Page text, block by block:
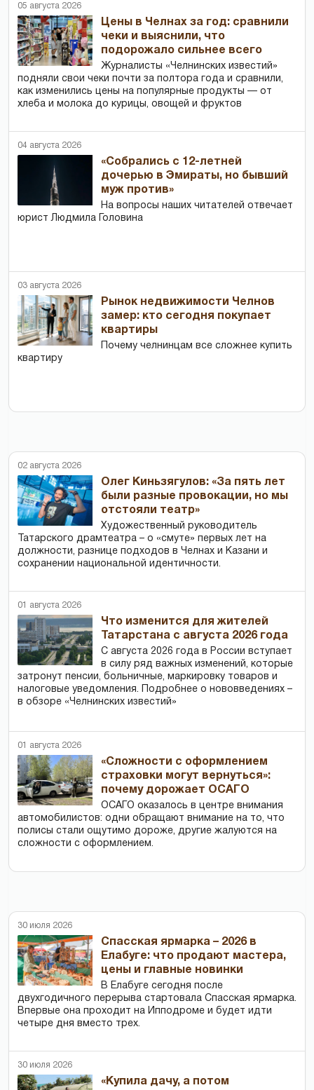
05 августа 2026
Цены в Челнах за год: сравнили
чеки и выяснили, что
подорожало сильнее всего
Журналисты «Челнинских известий»
подняли свои чеки почти за полтора года и сравнили,
как изменились цены на популярные продукты — от
хлеба и молока до курицы, овощей и фруктов
04 августа 2026
«Собрались с 12-летней
дочерью в Эмираты, но бывший
муж против»
На вопросы наших читателей отвечает
юрист Людмила Головина
03 августа 2026
Рынок недвижимости Челнов
замер: кто сегодня покупает
квартиры
Почему челнинцам все сложнее купить
квартиру
02 августа 2026
Олег Киньзягулов: «За пять лет
были разные провокации, но мы
отстояли театр»
Художественный руководитель
Татарского драмтеатра – о «смуте» первых лет на
должности, разнице подходов в Челнах и Казани и
сохранении национальной идентичности.
01 августа 2026
Что изменится для жителей
Татарстана с августа 2026 года
С августа 2026 года в России вступает
в силу ряд важных изменений, которые
затронут пенсии, больничные, маркировку товаров и
налоговые уведомления. Подробнее о нововведениях –
в обзоре «Челнинских известий»
01 августа 2026
«Сложности с оформлением
страховки могут вернуться»:
почему дорожает ОСАГО
ОСАГО оказалось в центре внимания
автомобилистов: одни обращают внимание на то, что
полисы стали ощутимо дороже, другие жалуются на
сложности с оформлением.
30 июля 2026
Спасская ярмарка – 2026 в
Елабуге: что продают мастера,
цены и главные новинки
В Елабуге сегодня после
двухгодичного перерыва стартовала Спасская ярмарка.
Впервые она проходит на Ипподроме и будет идти
четыре дня вместо трех.
30 июля 2026
«Купила дачу, а потом